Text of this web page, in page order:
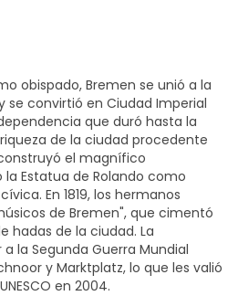
obispado, Bremen se unió a la
se convirtió en Ciudad Imperial
que duró hasta la
de la ciudad procedente
el magnífico
Estatua de Rolando como
En 1819, los hermanos
de Bremen", que cimentó
hadas de la ciudad. La
la Segunda Guerra Mundial
y Marktplatz, lo que les valió
en 2004.